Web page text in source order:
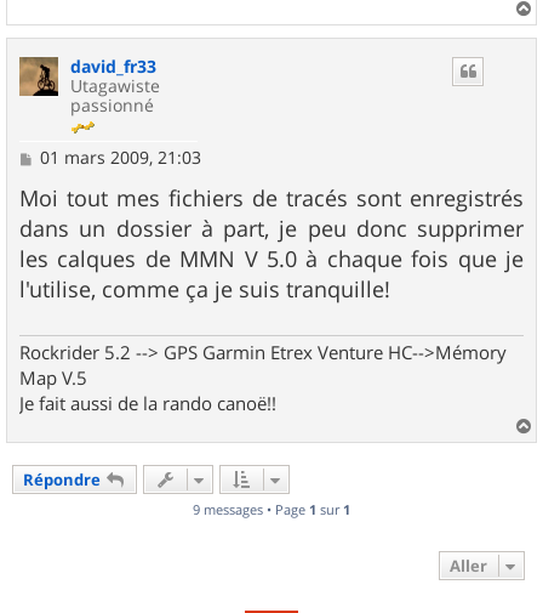
a
david_fr33
Utagawiste
passionné
M
s
s
a
g
e
01 mars 2009, 21:03
Moi tout mes fichiers de tracés sont enregistrés
dans un dossier à part, je peu donc supprimer
les calques de MMN V 5.0 à chaque fois que je
l'utilise, comme ça je suis tranquille!
Rockrider 5.2 --> GPS Garmin Etrex Venture HC-->Mémory
Map V.5
Je fait aussi de la rando canoë!!
a
Répondre
9 messages • Page 1 sur 1
Aller